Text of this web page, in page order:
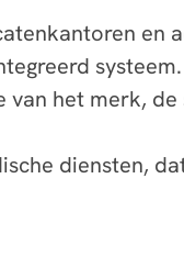
en
het merk,
diensten,